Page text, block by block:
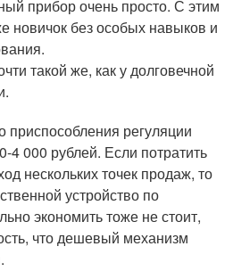
прибор очень просто. С этим
новичок без особых навыков и
такой же, как у долговечной
приспособления регуляции
4 000 рублей. Если потратить
нескольких точек продаж, то
устройство по
экономить тоже не стоит,
что дешевый механизм